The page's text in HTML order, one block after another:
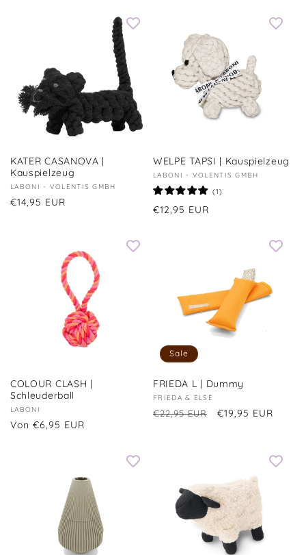
KATER CASANOVA |
Kauspielzeug
Anbieter:
LABONI - VOLENTIS GMBH
Normaler
€14,95 EUR
WELPE TAPSI | Kauspielzeug
Anbieter:
LABONI - VOLENTIS GMBH
(1)1
Normaler
€12,95 EUR
COLOUR CLASH |
Schleuderball
Anbieter:
LABONI
Normaler
Von €6,95 EUR
Sale
FRIEDA L | Dummy
Anbieter:
FRIEDA & ELSE
Normaler
€22,95 EUR Verkaufspreis
€19,95 EUR